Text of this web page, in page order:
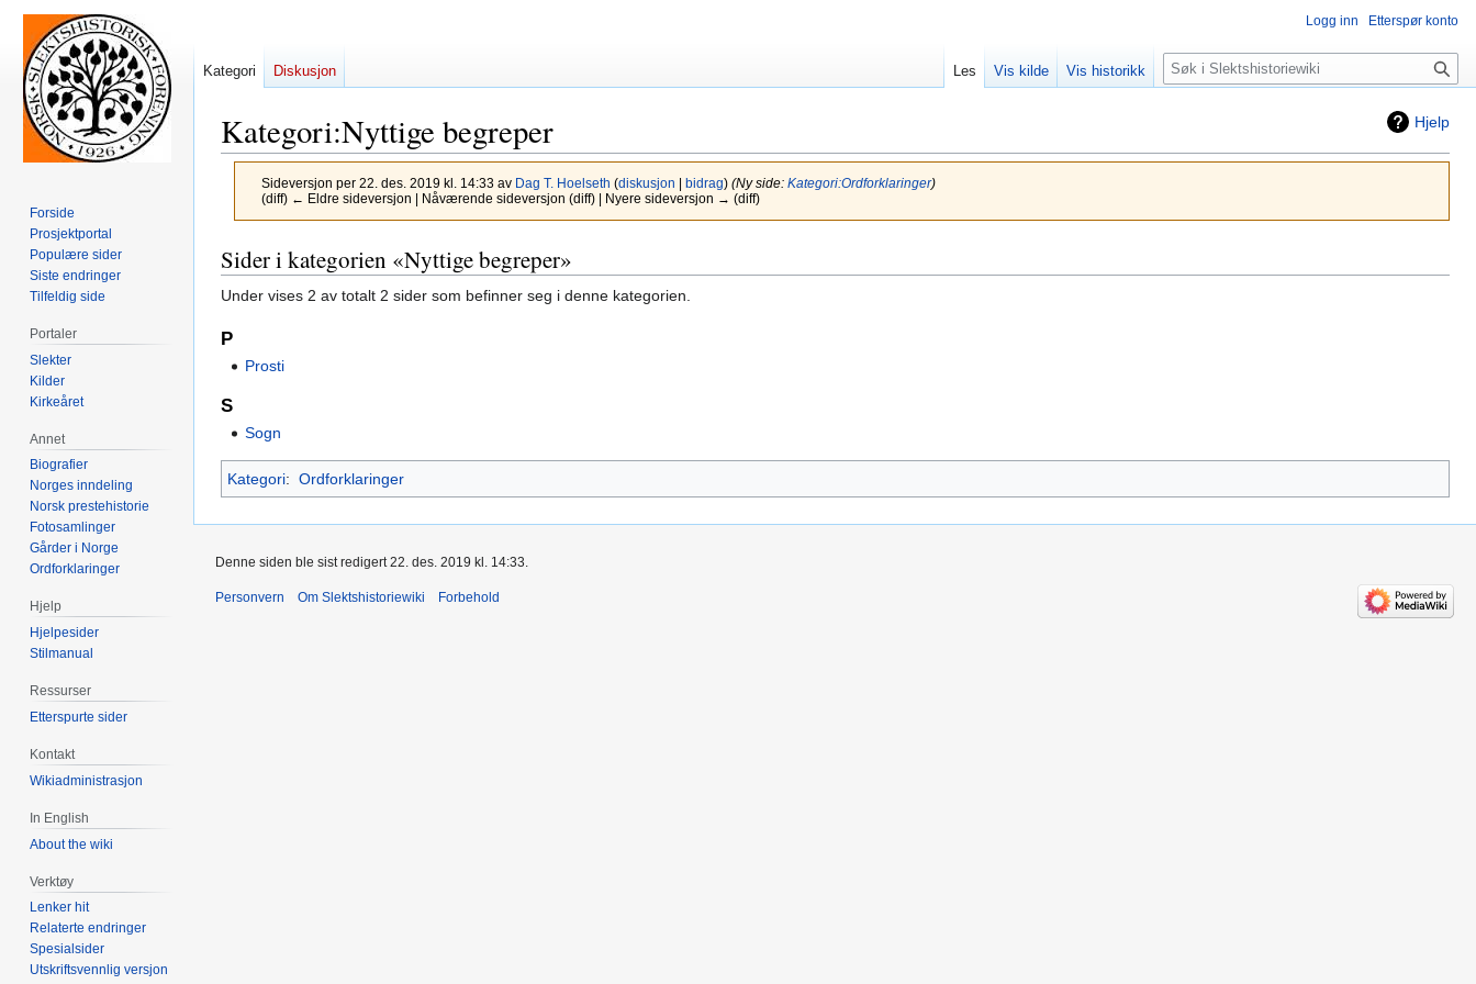
Hjelp
Kategori:Nyttige begreper
Sideversjon per 22. des. 2019 kl. 14:33 av Dag T. Hoelseth (diskusjon bidrag) (Ny side: Kategori:Ordforklaringer)
(diff) ← Eldre sideversjon | Nåværende sideversjon (diff) | Nyere sideversjon → (diff)
Hopp
til
navigering
Hopp
til
søk
Sider i kategorien «Nyttige begreper»
Under vises 2 av totalt 2 sider som befinner seg i denne kategorien.
P
Prosti
S
Sogn
Kategori: Ordforklaringer
Logg inn Etterspør konto
Kategori Diskusjon Les Vis kilde Vis historikk
Søk
Forside
Prosjektportal
Populære sider
Siste endringer
Tilfeldig side
Portaler
Slekter
Kilder
Kirkeåret
Annet
Biografier
Norges inndeling
Norsk prestehistorie
Fotosamlinger
Gårder i Norge
Ordforklaringer
Hjelp
Hjelpesider
Stilmanual
Ressurser
Etterspurte sider
Kontakt
Wikiadministrasjon
In English
About the wiki
Verktøy
Lenker hit
Relaterte endringer
Spesialsider
Utskriftsvennlig versjon
Denne siden ble sist redigert 22. des. 2019 kl. 14:33.
Personvern Om Slektshistoriewiki Forbehold